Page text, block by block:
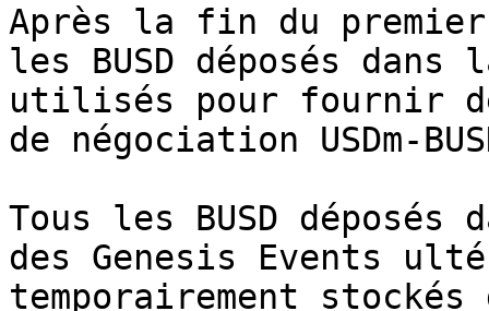
Après la fin du premier
les BUSD déposés
utilisés pour fournir
de négociation USDm-
Tous les BUSD
des Genesis Events
temporairement